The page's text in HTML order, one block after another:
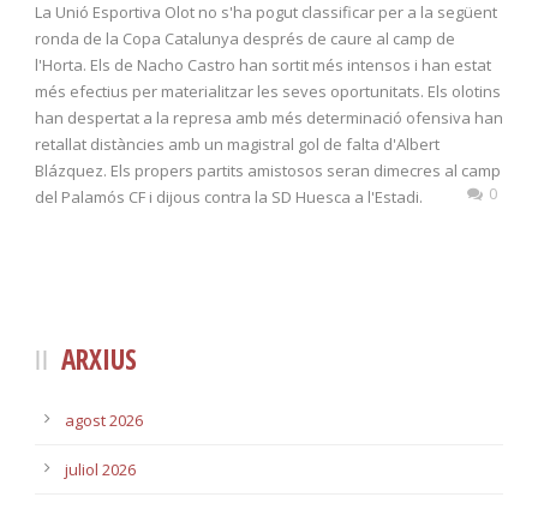
La Unió Esportiva Olot no s'ha pogut classificar per a la següent
ronda de la Copa Catalunya després de caure al camp de
l'Horta. Els de Nacho Castro han sortit més intensos i han estat
més efectius per materialitzar les seves oportunitats. Els olotins
han despertat a la represa amb més determinació ofensiva han
retallat distàncies amb un magistral gol de falta d'Albert
Blázquez. Els propers partits amistosos seran dimecres al camp
del Palamós CF i dijous contra la SD Huesca a l'Estadi.
0
ARXIUS
agost 2026
juliol 2026